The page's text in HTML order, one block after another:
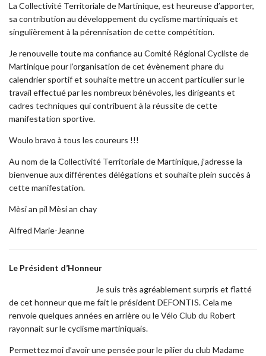
La Collectivité Territoriale de Martinique, est heureuse d’apporter,
sa contribution au développement du cyclisme martiniquais et
singulièrement à la pérennisation de cette compétition.
Je renouvelle toute ma confiance au Comité Régional Cycliste de
Martinique pour l’organisation de cet évènement phare du
calendrier sportif et souhaite mettre un accent particulier sur le
travail effectué par les nombreux bénévoles, les dirigeants et
cadres techniques qui contribuent à la réussite de cette
manifestation sportive.
Woulo bravo à tous les coureurs !!!
Au nom de la Collectivité Territoriale de Martinique, j’adresse la
bienvenue aux différentes délégations et souhaite plein succès à
cette manifestation.
Mèsi an pil Mèsi an chay
Alfred Marie-Jeanne
Le Président d’Honneur
Je suis très agréablement surpris et flatté
de cet honneur que me fait le président DEFONTIS. Cela me
renvoie quelques années en arrière ou le Vélo Club du Robert
rayonnait sur le cyclisme martiniquais.
Permettez moi d’avoir une pensée pour le pilier du club Madame